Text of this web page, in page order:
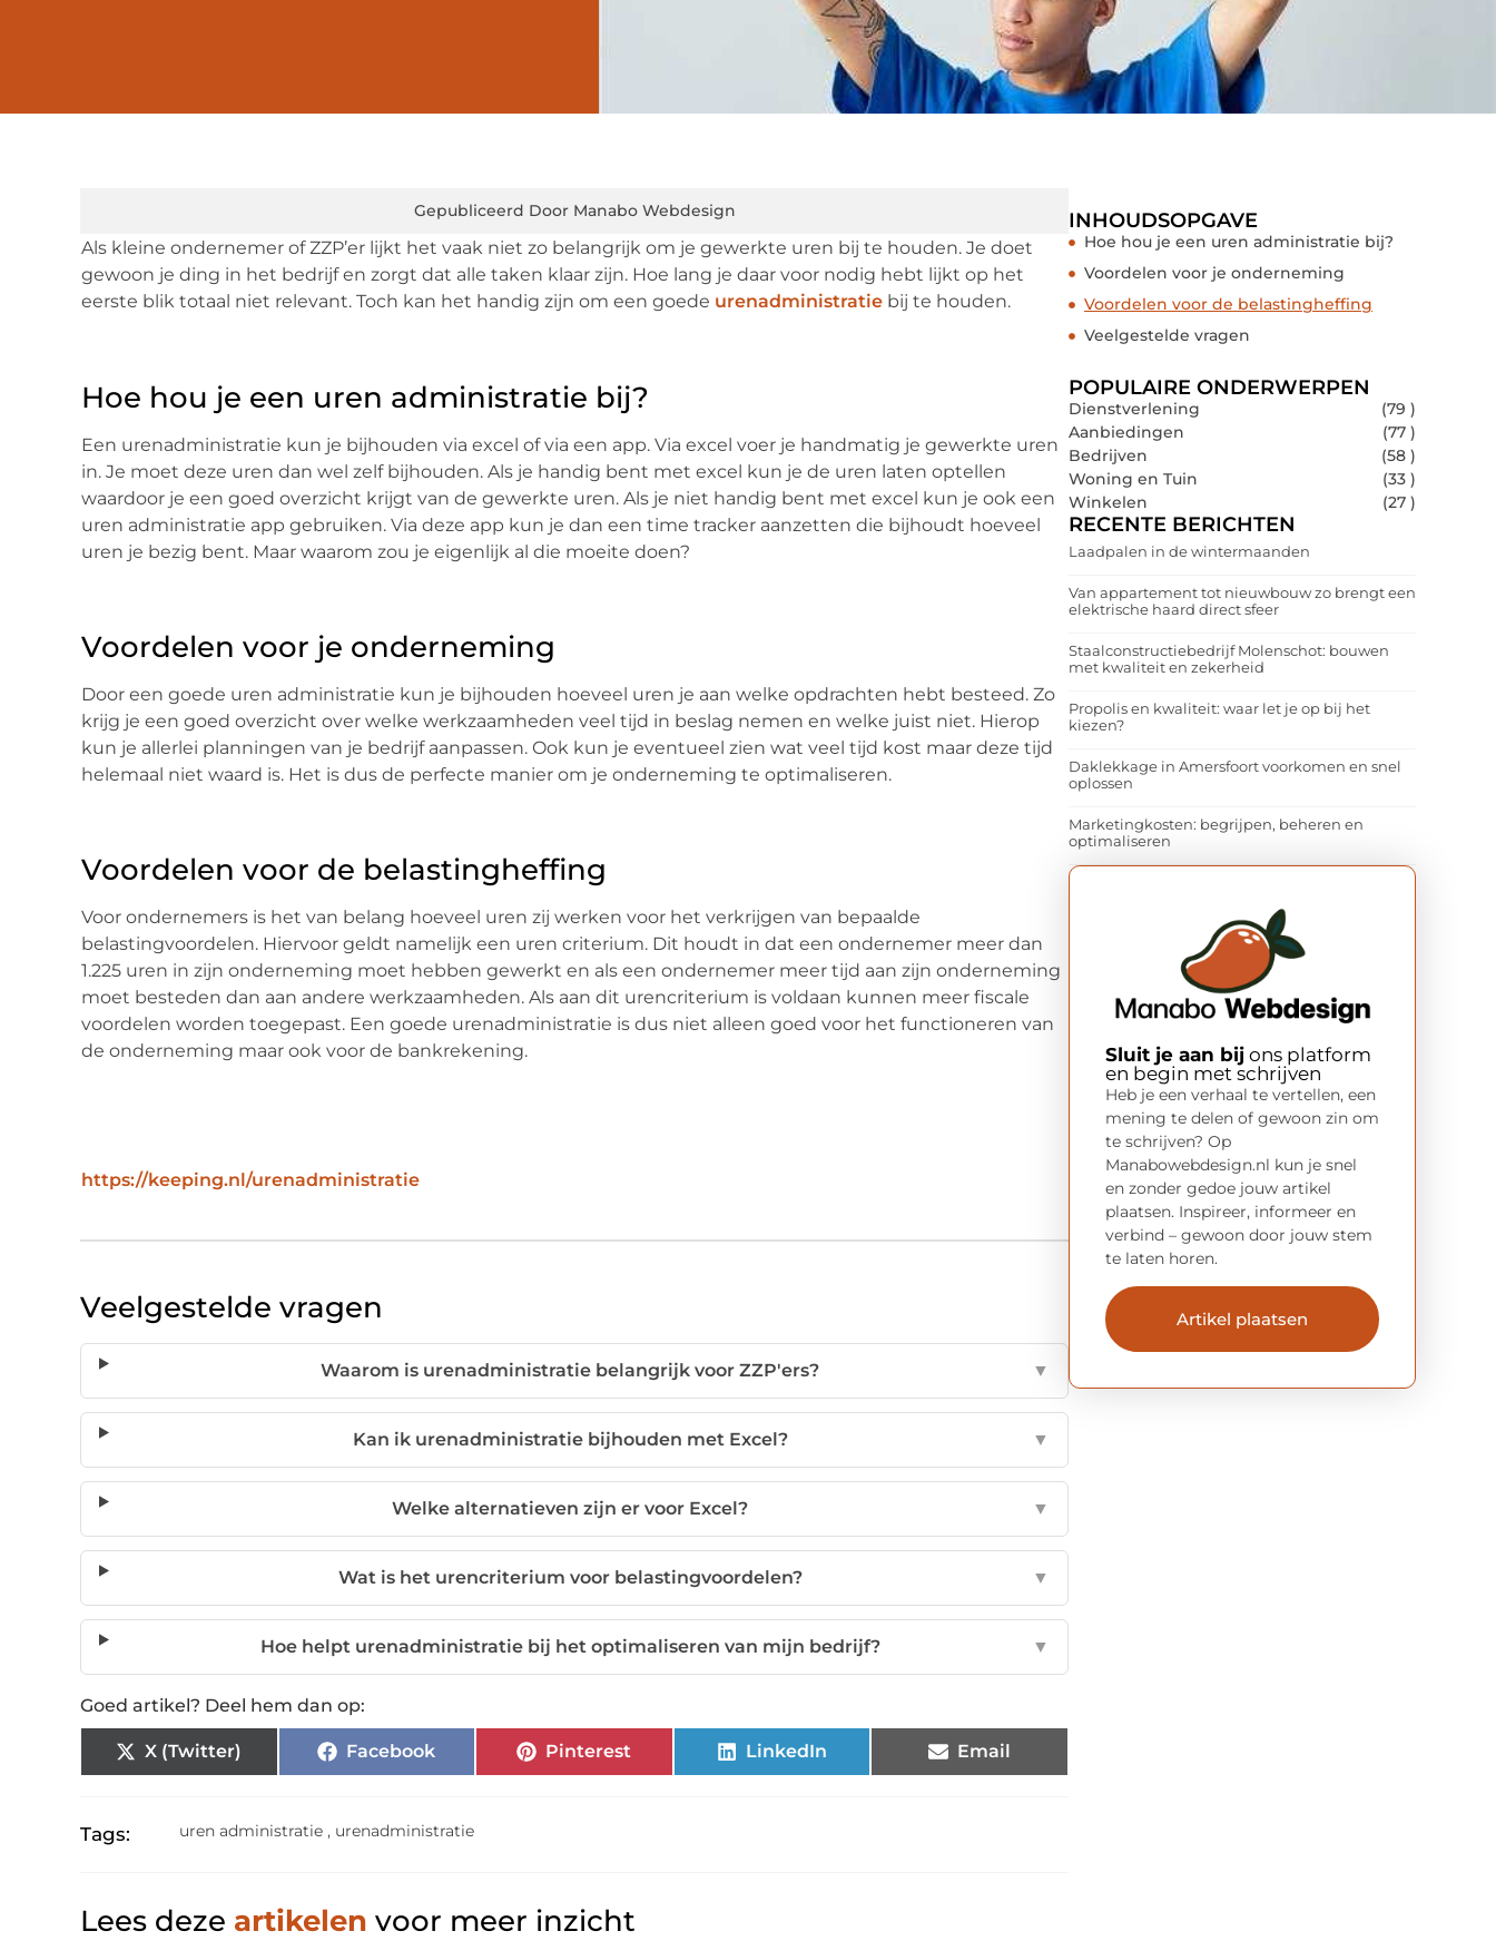
Gepubliceerd Door Manabo Webdesign
Als kleine ondernemer of ZZP’er lijkt het vaak niet zo belangrijk om je gewerkte uren bij te houden. Je doet
gewoon je ding in het bedrijf en zorgt dat alle taken klaar zijn. Hoe lang je daar voor nodig hebt lijkt op het
eerste blik totaal niet relevant. Toch kan het handig zijn om een goede urenadministratie bij te houden.
Hoe hou je een uren administratie bij?
Een urenadministratie kun je bijhouden via excel of via een app. Via excel voer je handmatig je gewerkte uren
in. Je moet deze uren dan wel zelf bijhouden. Als je handig bent met excel kun je de uren laten optellen
waardoor je een goed overzicht krijgt van de gewerkte uren. Als je niet handig bent met excel kun je ook een
uren administratie app gebruiken. Via deze app kun je dan een time tracker aanzetten die bijhoudt hoeveel
uren je bezig bent. Maar waarom zou je eigenlijk al die moeite doen?
Voordelen voor je onderneming
Door een goede uren administratie kun je bijhouden hoeveel uren je aan welke opdrachten hebt besteed. Zo
krijg je een goed overzicht over welke werkzaamheden veel tijd in beslag nemen en welke juist niet. Hierop
kun je allerlei planningen van je bedrijf aanpassen. Ook kun je eventueel zien wat veel tijd kost maar deze tijd
helemaal niet waard is. Het is dus de perfecte manier om je onderneming te optimaliseren.
Voordelen voor de belastingheffing
Voor ondernemers is het van belang hoeveel uren zij werken voor het verkrijgen van bepaalde
belastingvoordelen. Hiervoor geldt namelijk een uren criterium. Dit houdt in dat een ondernemer meer dan
1.225 uren in zijn onderneming moet hebben gewerkt en als een ondernemer meer tijd aan zijn onderneming
moet besteden dan aan andere werkzaamheden. Als aan dit urencriterium is voldaan kunnen meer fiscale
voordelen worden toegepast. Een goede urenadministratie is dus niet alleen goed voor het functioneren van
de onderneming maar ook voor de bankrekening.
https://keeping.nl/urenadministratie
Veelgestelde vragen
Waarom is urenadministratie belangrijk voor ZZP'ers? ▼
Kan ik urenadministratie bijhouden met Excel? ▼
Welke alternatieven zijn er voor Excel? ▼
Wat is het urencriterium voor belastingvoordelen? ▼
Hoe helpt urenadministratie bij het optimaliseren van mijn bedrijf? ▼
Goed artikel? Deel hem dan op:
X (Twitter) Facebook Pinterest LinkedIn Email
Tags: uren administratie, urenadministratie
Lees deze artikelen voor meer inzicht
INHOUDSOPGAVE
Hoe hou je een uren administratie bij?
Voordelen voor je onderneming
Voordelen voor de belastingheffing
Veelgestelde vragen
POPULAIRE ONDERWERPEN
Dienstverlening
(79 )
Aanbiedingen
(77 )
Bedrijven
(58 )
Woning en Tuin
(33 )
Winkelen
(27 )
RECENTE BERICHTEN
Laadpalen in de wintermaanden
Van appartement tot nieuwbouw zo brengt een
elektrische haard direct sfeer
Staalconstructiebedrijf Molenschot: bouwen
met kwaliteit en zekerheid
Propolis en kwaliteit: waar let je op bij het
kiezen?
Daklekkage in Amersfoort voorkomen en snel
oplossen
Marketingkosten: begrijpen, beheren en
optimaliseren
Sluit je aan bij ons platform
en begin met schrijven
Heb je een verhaal te vertellen, een
mening te delen of gewoon zin om
te schrijven? Op
Manabowebdesign.nl kun je snel
en zonder gedoe jouw artikel
plaatsen. Inspireer, informeer en
verbind – gewoon door jouw stem
te laten horen.
Artikel plaatsen